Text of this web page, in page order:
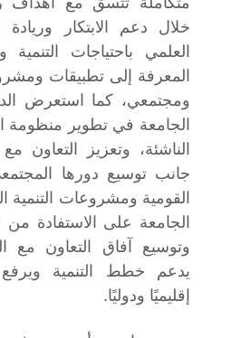
خلال دعم الابتكار
العلمي باحتياجات
المعرفة إلى تطبيقات
ومجتمعي، كما استعرض
الجامعة في تطوير منظومة
الناشئة، وتعزيز التعاون
جانب توسيع دورها
القومية ومشروعات التنمية
الجامعة على الاستفادة من
وتوسيع آفاق التعاون مع
يدعم خطط التنمية
إقليميًا ودوليًا.